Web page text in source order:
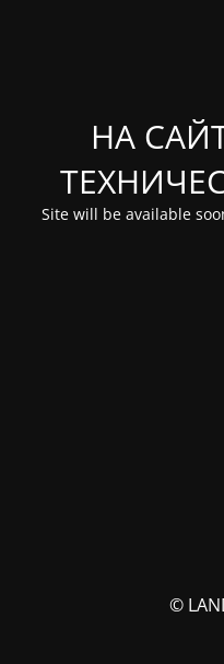
НА
Site will be available
©